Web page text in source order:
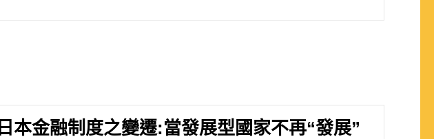
日本金融制度之變遷:當發展型國家不再“發展”